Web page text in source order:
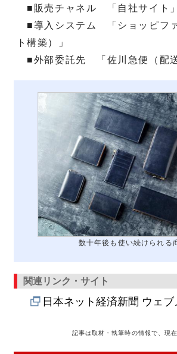
■販売チャネル 「自社サイト」
■導入システム 「ショッピフ
ト構築）」
■外部委託先 「佐川急便（配送
数十年後も使い続けられる
関連リンク・サイト
日本ネット経済新聞 ウェブ
記事は取材・執筆時の情報で、現